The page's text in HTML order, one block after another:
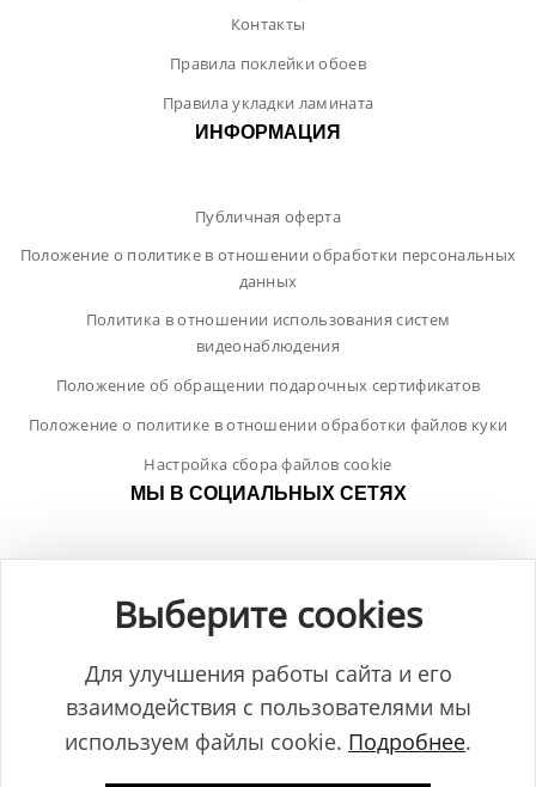
Контакты
Правила поклейки обоев
Правила укладки ламината
ИНФОРМАЦИЯ
Публичная оферта
Положение о политике в отношении обработки персональных
данных
Политика в отношении использования систем
видеонаблюдения
Положение об обращении подарочных сертификатов
Положение о политике в отношении обработки файлов куки
Настройка сбора файлов cookie
МЫ В СОЦИАЛЬНЫХ СЕТЯХ
Выберите cookies
Для улучшения работы сайта и его
взаимодействия с пользователями мы
используем файлы cookie. Подробнее.